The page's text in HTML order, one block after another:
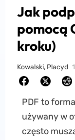
Jak
pomocą
kroku)
Kowalski, Placyd
PDF to
używany w
często